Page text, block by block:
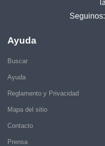
Seguinos:
Ayuda
Buscar
Ayuda
Reglamento y Privacidad
Mapa del sitio
Contacto
Prensa